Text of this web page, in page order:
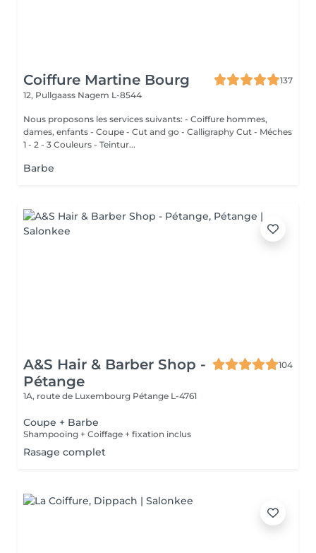
Coiffure Martine Bourg
137
12, Pullgaass Nagem L-8544
Nous proposons les services suivants: - Coiffure hommes,
dames, enfants - Coupe - Cut and go - Calligraphy Cut - Méches
1 - 2 - 3 Couleurs - Teintur...
Barbe
A&S Hair & Barber Shop -
Pétange
104
1A, route de Luxembourg Pétange L-4761
Coupe + Barbe
Shampooing + Coiffage + fixation inclus
Rasage complet